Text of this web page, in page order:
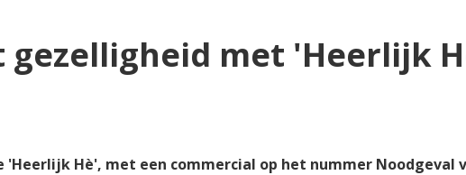
met 'Heerlijk
Hè', met een commercial op het nummer Noodgeval